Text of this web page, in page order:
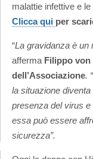
malattie infettive e
Clicca qui per
“La gravidanza è un
afferma Filippo von
dell’Associazione.
la situazione
presenza del virus e
essa può essere
sicurezza”.